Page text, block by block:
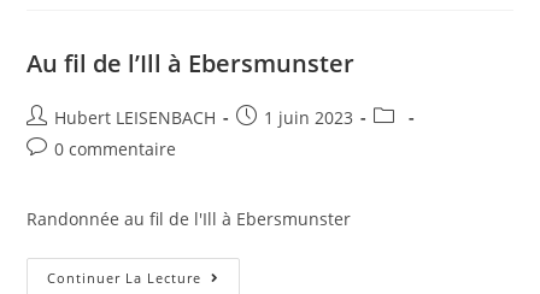
Au fil de l’Ill à Ebersmunster
Hubert LEISENBACH
1 juin 2023
0 commentaire
Randonnée au fil de l'Ill à Ebersmunster
Continuer La Lecture